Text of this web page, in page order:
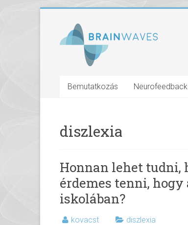
Bemutatkozás Neurofeedback
diszlexia
Honnan lehet
érdemes tenni,
iskolában?
kovacst diszlexia